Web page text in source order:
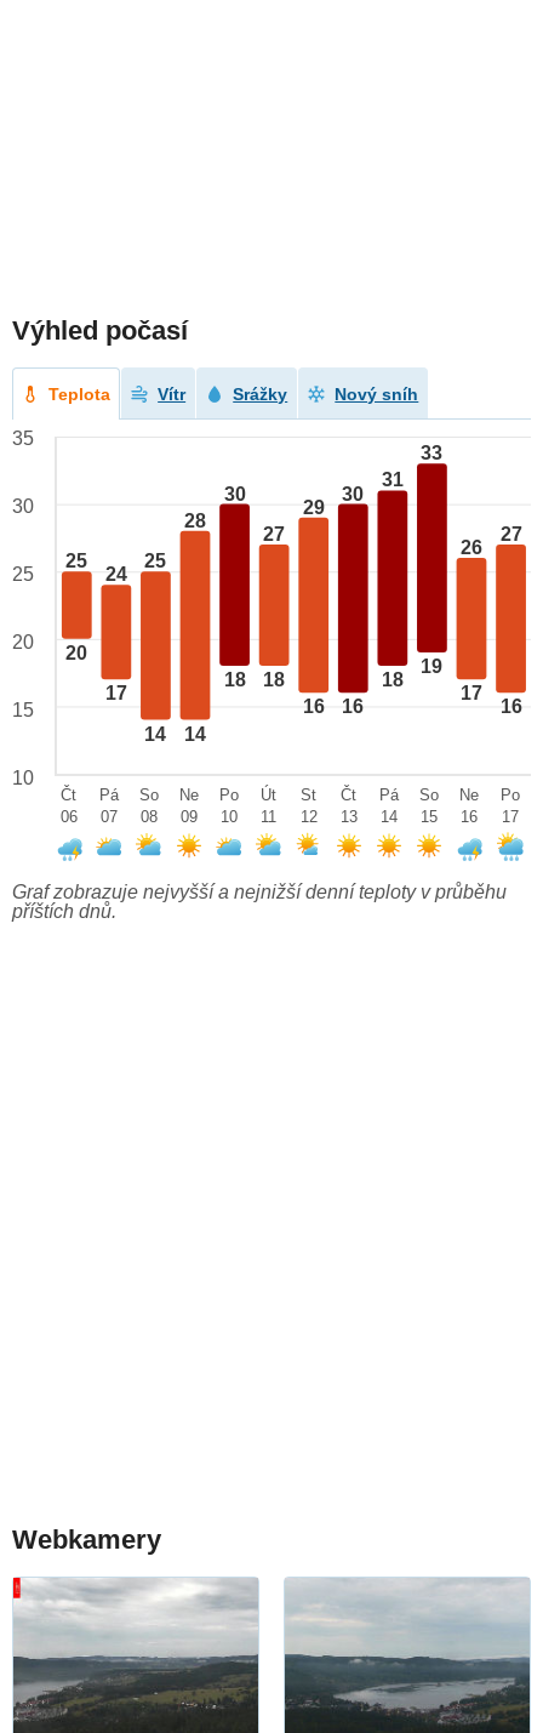
Výhled počasí
Teplota Vítr Srážky Nový sníh
25
20
24
17
25
14
28
14
30
18
27
18
29
16
30
16
31
18
33
19
26
17
27
16
35
30
25
20
15
10
Čt
06
Pá
07
So
08
Ne
09
Po
10
Út
11
St
12
Čt
13
Pá
14
So
15
Ne
16
Po
17
Graf zobrazuje nejvyšší a nejnižší denní teploty v průběhu
příštích dnů.
Webkamery